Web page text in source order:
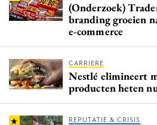
(Onderzoek)
branding groeien
e-commerce
CARRIERE
Nestlé elimineert
producten heten
REPUTATIE & CRISIS